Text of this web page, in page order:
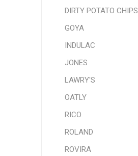
DIRTY POTATO CHIPS
GOYA
INDULAC
JONES
LAWRY'S
OATLY
RICO
ROLAND
ROVIRA